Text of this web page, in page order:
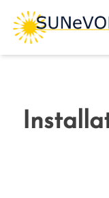
Skip
content